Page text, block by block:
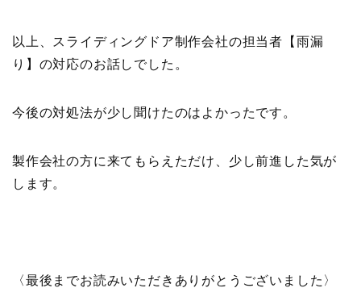
以上、スライディングドア制作会社の担当者【雨漏
り】の対応のお話しでした。
今後の対処法が少し聞けたのはよかったです。
製作会社の方に来てもらえただけ、少し前進した気が
します。
〈最後までお読みいただきありがとうございました〉